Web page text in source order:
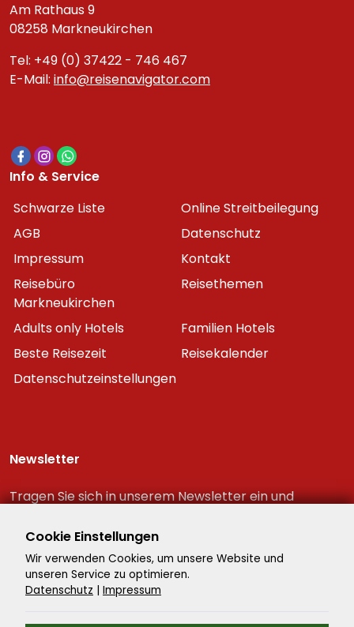
Am Rathaus 9
08258 Markneukirchen
Tel: +49 (0) 37422 - 746 467
E-Mail: info@reisenavigator.com
Info & Service
Schwarze Liste
Online Streitbeilegung
AGB
Datenschutz
Impressum
Kontakt
Reisebüro
Markneukirchen
Reisethemen
Adults only Hotels
Familien Hotels
Beste Reisezeit
Reisekalender
Datenschutzeinstellungen
Newsletter
Tragen Sie sich in unserem Newsletter ein und
Reiseschnäppchen!
Cookie Einstellungen
Wir verwenden Cookies, um unsere Website und
unseren Service zu optimieren.
Datenschutz | Impressum